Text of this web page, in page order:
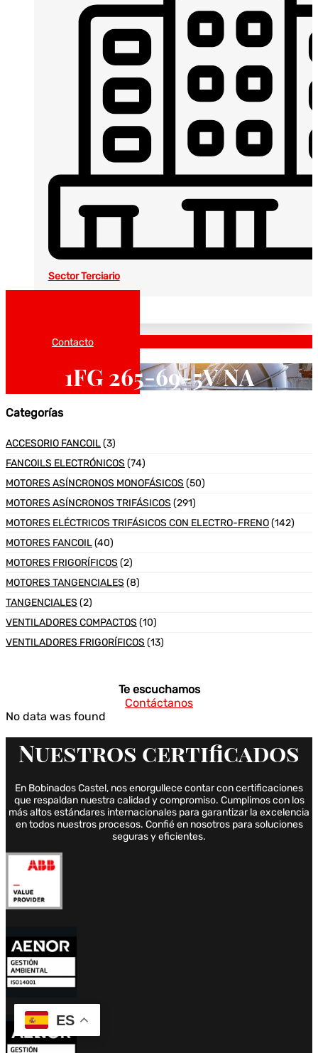
Sector Terciario
Contacto
1FG 265-69-5V NA
Categorías
ACCESORIO FANCOIL(3)
FANCOILS ELECTRÓNICOS (74)
MOTORES ASÍNCRONOS MONOFÁSICOS (50)
MOTORES ASÍNCRONOS TRIFÁSICOS (291)
MOTORES ELÉCTRICOS TRIFÁSICOS CON ELECTRO-FRENO(142)
MOTORES FANCOIL(40)
MOTORES FRIGORÍFICOS (2)
MOTORES TANGENCIALES (8)
TANGENCIALES (2)
VENTILADORES COMPACTOS (10)
VENTILADORES FRIGORÍFICOS (13)
Te escuchamos
Contáctanos
No data was found
Nuestros certificados
En Bobinados Castel, nos enorgullece contar con certificaciones
que respaldan nuestra calidad y compromiso. Cumplimos con los
más altos estándares internacionales para garantizar la excelencia
en todos nuestros procesos. Confié en nosotros para soluciones
seguras y eficientes.
ES